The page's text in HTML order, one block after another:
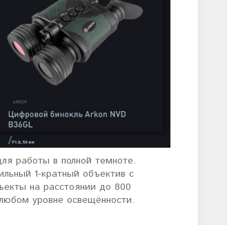
работы в полной темноте.
1-кратный объектив с
на расстоянии до 800
уровне освещённости.